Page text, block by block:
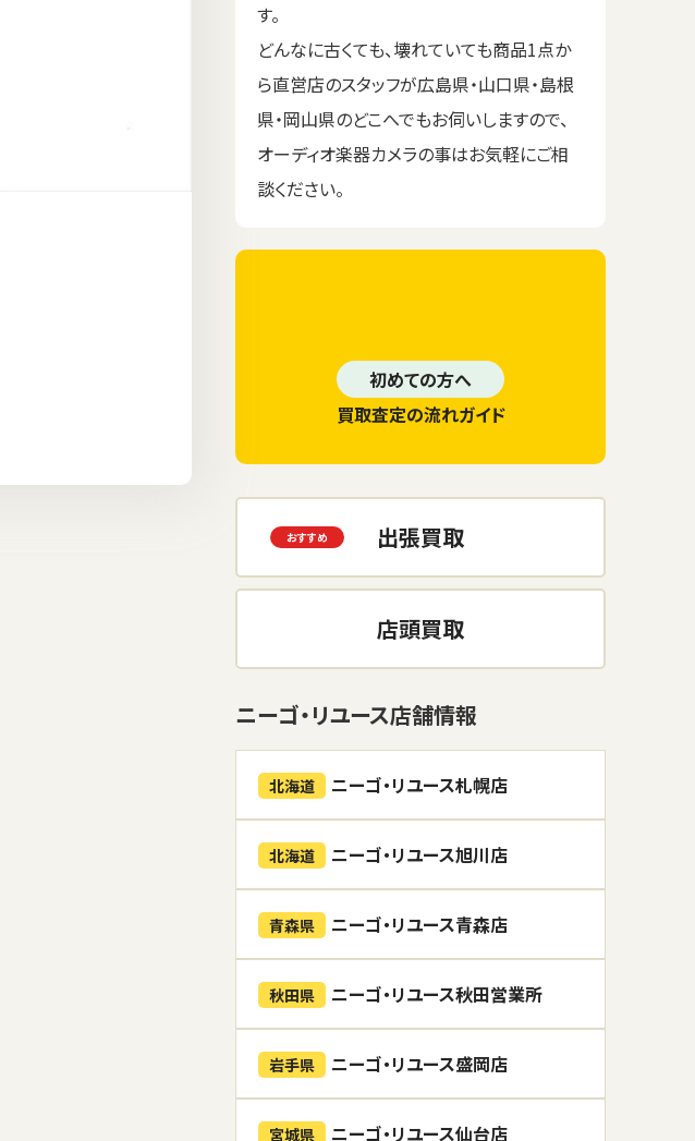
す。
どんなに古くても、壊れていても商品1点か
ら直営店のスタッフが広島県・山口県・島根
県・岡山県のどこへでもお伺いしますので、
オーディオ楽器カメラの事はお気軽にご相
談ください。
初めての方へ
買取査定の流れガイド
出張買取
店頭買取
ニーゴ・リユース店舗情報
北海道 ニーゴ・リユース札幌店
北海道 ニーゴ・リユース旭川店
青森県 ニーゴ・リユース青森店
秋田県 ニーゴ・リユース秋田営業所
岩手県 ニーゴ・リユース盛岡店
宮城県 ニーゴ・リユース仙台店